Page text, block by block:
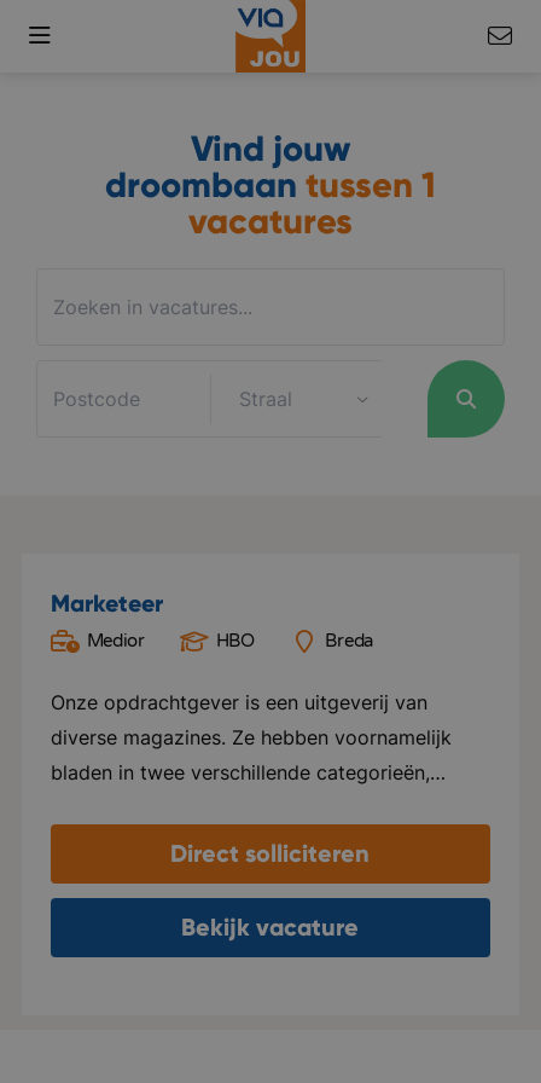
Vind jouw
droombaan tussen 1
vacatures
Marketeer
Medior HBO Breda
Onze opdrachtgever is een uitgeverij van
diverse magazines. Ze hebben voornamelijk
bladen in twee verschillende categorieën,
hier alles voor, van ontwerp tot marketing en
distributie. Elk blad beschikt over een eigen
website en social media kanalen. Naast het
uitgeven van tijdschriften, ondersteunen ze ook
Direct solliciteren
Bekijk vacature